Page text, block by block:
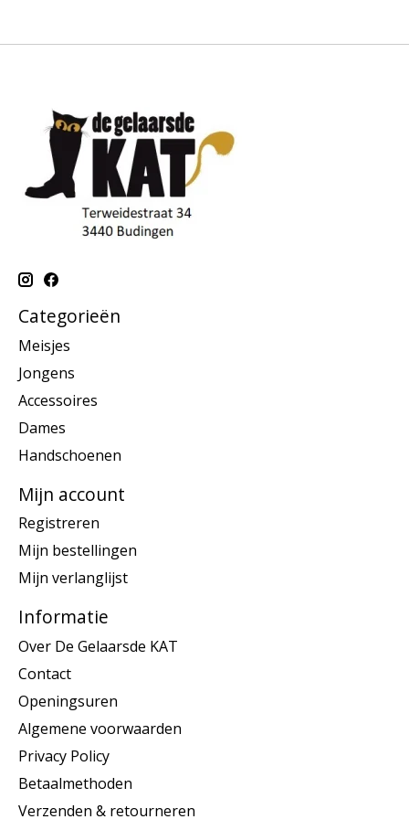
Categorieën
Meisjes
Jongens
Accessoires
Dames
Handschoenen
Mijn account
Registreren
Mijn bestellingen
Mijn verlanglijst
Informatie
Over De Gelaarsde KAT
Contact
Openingsuren
Algemene voorwaarden
Privacy Policy
Betaalmethoden
Verzenden & retourneren